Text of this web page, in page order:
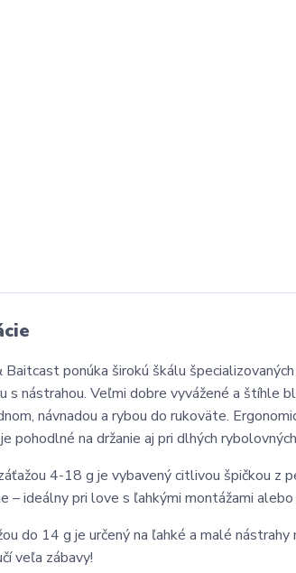
ponúka širokú škálu
nástrahou. Veľmi dobre vyvážené a štíhle
návnadou a rybou do rukoväte.
pohodlné na držanie aj pri dlhých
4-18 g je vybavený citlivou špičkou z
– ideálny pri love s ľahkými montážami
do 14 g je určený na ľahké a malé
veľa zábavy!